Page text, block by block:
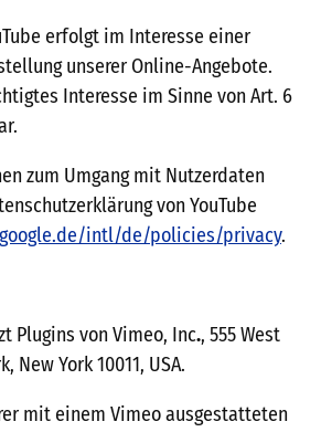
erfolgt im Interesse einer
unserer Online-Angebote.
Interesse im Sinne von Art. 6
zum Umgang mit Nutzerdaten
von YouTube
intl/de/policies/privacy.
Plugins von Vimeo, Inc., 555 West
New York 10011, USA.
mit einem Vimeo ausgestatteten